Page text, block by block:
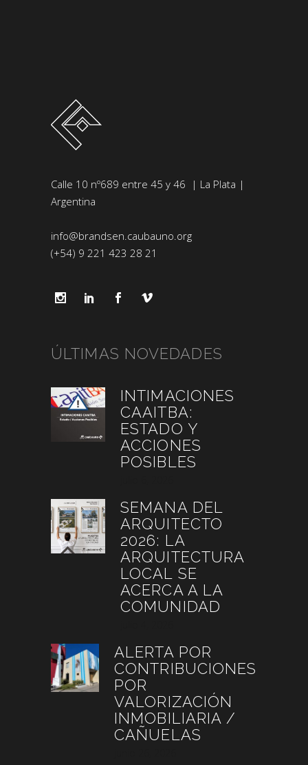
Calle 10 nº689 entre 45 y 46 | La Plata |
Argentina
info@brandsen.caubauno.org
(+54) 9 221 423 28 21
ÚLTIMAS NOVEDADES
INTIMACIONES
CAAITBA:
ESTADO Y
ACCIONES
POSIBLES
SEMANA DEL
ARQUITECTO
2026: LA
ARQUITECTURA
LOCAL SE
ACERCA A LA
COMUNIDAD
ALERTA POR
CONTRIBUCIONES
POR
VALORIZACIÓN
INMOBILIARIA /
CAÑUELAS